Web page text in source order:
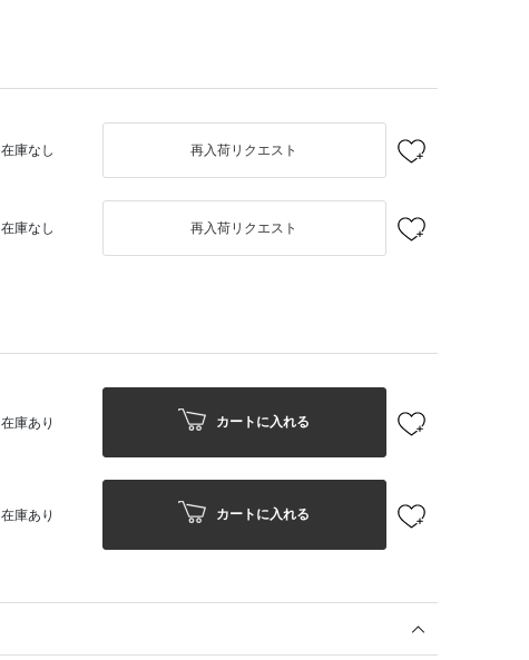
在庫なし 再入荷リクエスト
在庫なし 再入荷リクエスト
在庫あり カートに入れる
在庫あり カートに入れる